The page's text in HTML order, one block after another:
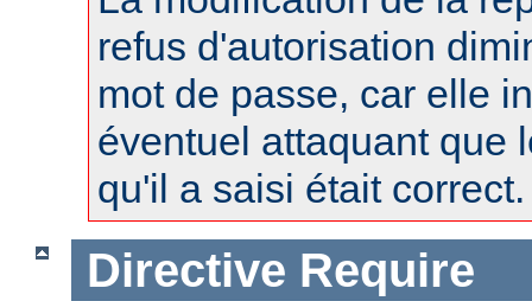
refus d'autorisation
mot de passe, car elle
éventuel attaquant que
qu'il a saisi était correct.
Directive Require